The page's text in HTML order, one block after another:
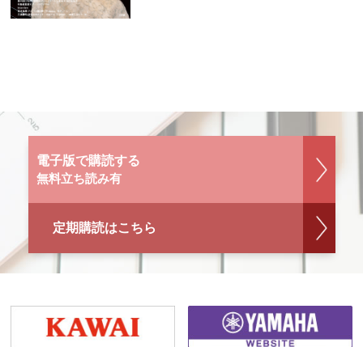
電子版で購読する
無料立ち読み有
定期購読はこちら